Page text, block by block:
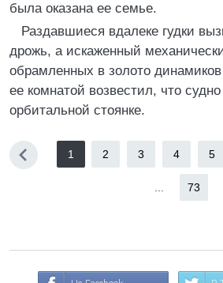
была оказана ее семье.
Раздавшиеся вдалеке гудки
дрожь, а искаженный
обрамленных в золото
ее комнатой возвестил, что
орбитальной стоянке.
1 2 3 4 5
73